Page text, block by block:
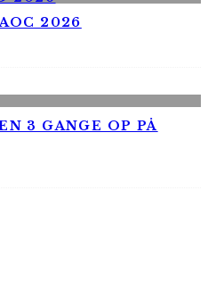
2026
3 GANGE OP PÅ